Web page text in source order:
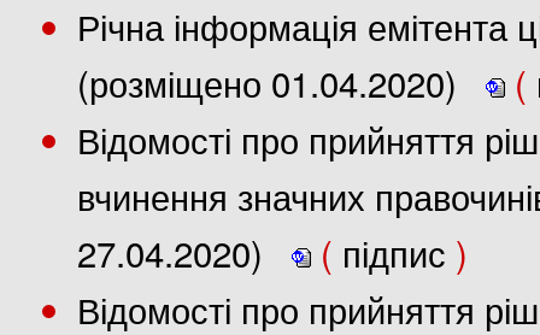
Річна інформація емітента
(розміщено 01.04.2020)
(
Відомості про прийняття
вчинення значних
27.04.2020)
( підпис )
Відомості про прийняття